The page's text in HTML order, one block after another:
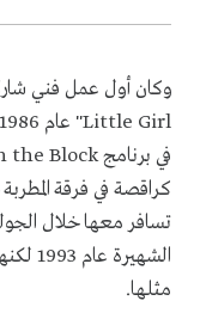
كراقصة في فرقة
تسافر معها خلال
مثلها.